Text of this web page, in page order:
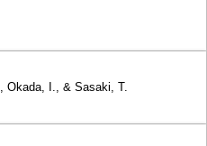
, Okada, I., & Sasaki, T.